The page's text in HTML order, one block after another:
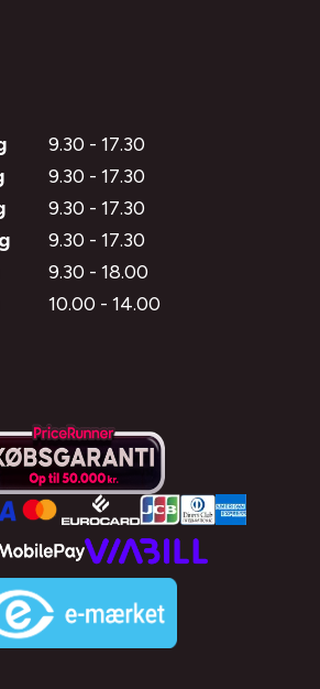
9.30 - 17.30
9.30 - 17.30
9.30 - 17.30
9.30 - 17.30
9.30 - 18.00
10.00 - 14.00